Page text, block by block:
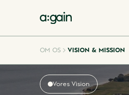
OM OS VISION & MISSION
Vores Vision